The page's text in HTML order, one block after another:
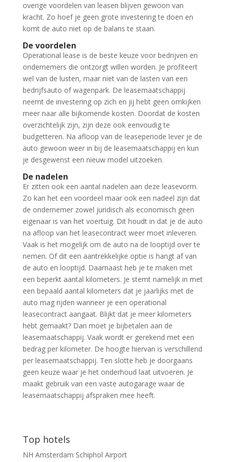
overige voordelen van leasen blijven gewoon van
kracht. Zo hoef je geen grote investering te doen en
komt de auto niet op de balans te staan.
De voordelen
Operational lease is de beste keuze voor bedrijven en
ondernemers die ontzorgt willen worden. Je profiteert
wel van de lusten, maar niet van de lasten van een
bedrijfsauto of wagenpark. De leasemaatschappij
neemt de investering op zich en jij hebt geen omkijken
meer naar alle bijkomende kosten. Doordat de kosten
overzichtelijk zijn, zijn deze ook eenvoudig te
budgetteren. Na afloop van de leaseperiode lever je de
auto gewoon weer in bij de leasemaatschappij en kun
je desgewenst een nieuw model uitzoeken.
De nadelen
Er zitten ook een aantal nadelen aan deze leasevorm.
Zo kan het een voordeel maar ook een nadeel zijn dat
de ondernemer zowel juridisch als economisch geen
eigenaar is van het voertuig. Dit houdt in dat je de auto
na afloop van het leasecontract weer moet inleveren.
Vaak is het mogelijk om de auto na de looptijd over te
nemen. Of dit een aantrekkelijke optie is hangt af van
de auto en looptijd. Daarnaast heb je te maken met
een beperkt aantal kilometers. Je stemt namelijk in met
een bepaald aantal kilometers dat je jaarlijks met de
auto mag rijden wanneer je een operational
leasecontract aangaat. Blijkt dat je meer kilometers
hebt gemaakt? Dan moet je bijbetalen aan de
leasemaatschappij. Vaak wordt er gerekend met een
bedrag per kilometer. De hoogte hiervan is verschillend
per leasemaatschappij. Ten slotte heb je doorgaans
geen keuze waar je het onderhoud laat uitvoeren. Je
maakt gebruik van een vaste autogarage waar de
leasemaatschappij afspraken mee heeft.
Top hotels
NH Amsterdam Schiphol Airport